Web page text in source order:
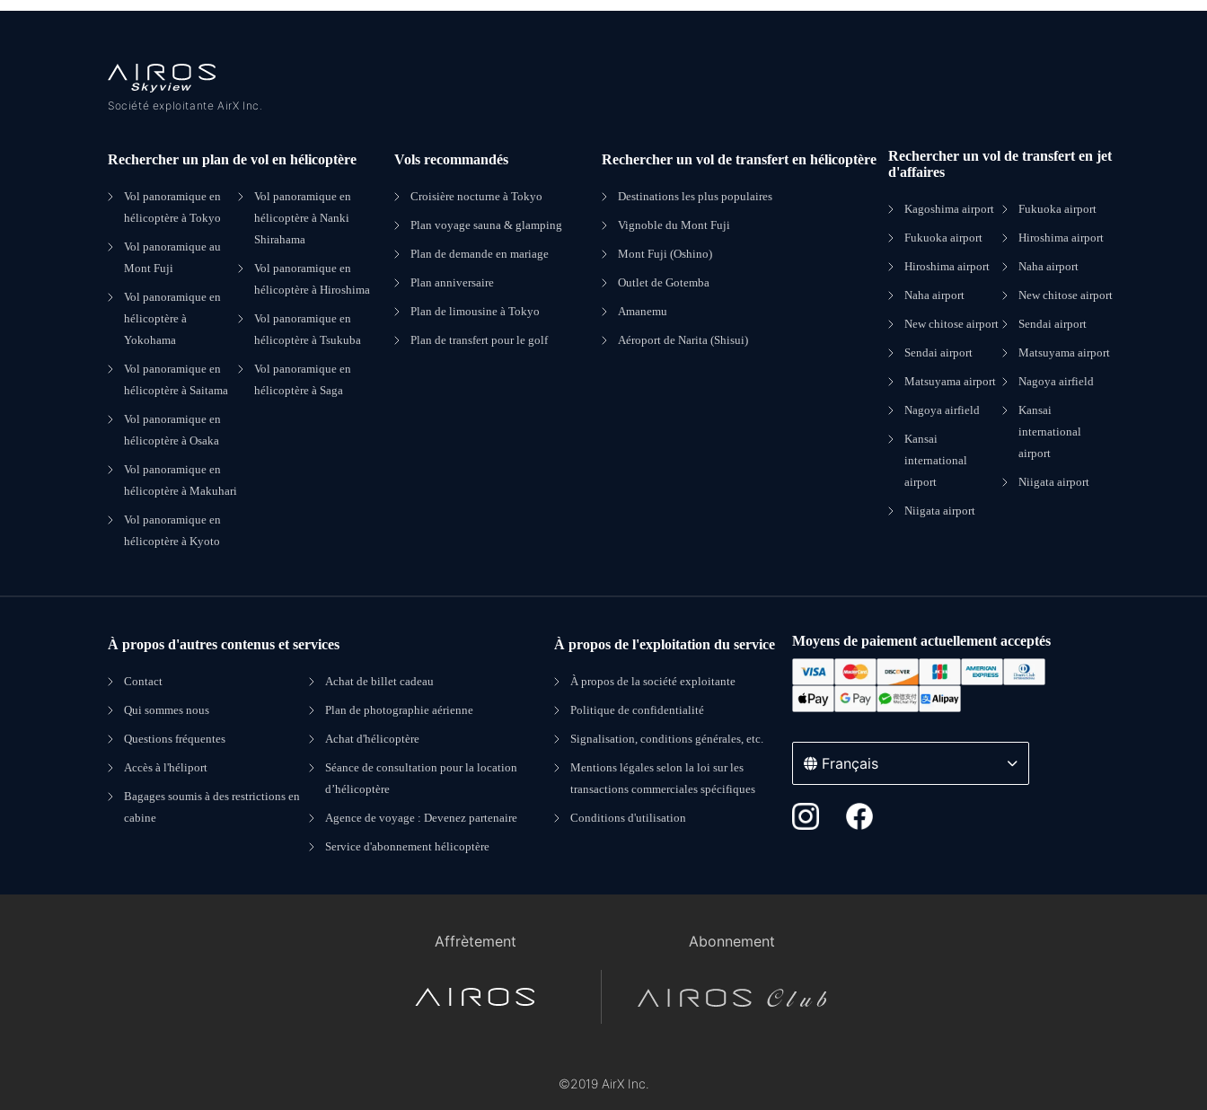
Société exploitante AirX Inc.
Rechercher un plan de vol en hélicoptère
Vol panoramique en
hélicoptère à Tokyo
Vol panoramique au
Mont Fuji
Vol panoramique en
hélicoptère à
Yokohama
Vol panoramique en
hélicoptère à Saitama
Vol panoramique en
hélicoptère à Osaka
Vol panoramique en
hélicoptère à Makuhari
Vol panoramique en
hélicoptère à Kyoto
Vol panoramique en
hélicoptère à Nanki
Shirahama
Vol panoramique en
hélicoptère à Hiroshima
Vol panoramique en
hélicoptère à Tsukuba
Vol panoramique en
hélicoptère à Saga
Vols recommandés
Croisière nocturne à Tokyo
Plan voyage sauna & glamping
Plan de demande en mariage
Plan anniversaire
Plan de limousine à Tokyo
Plan de transfert pour le golf
Rechercher un vol de transfert en hélicoptère
Destinations les plus populaires
Vignoble du Mont Fuji
Mont Fuji (Oshino)
Outlet de Gotemba
Amanemu
Aéroport de Narita (Shisui)
Rechercher un vol de transfert en jet
d'affaires
Kagoshima airport
Fukuoka airport
Hiroshima airport
Naha airport
New chitose airport
Sendai airport
Matsuyama airport
Nagoya airfield
Kansai
international
airport
Niigata airport
Fukuoka airport
Hiroshima airport
Naha airport
New chitose airport
Sendai airport
Matsuyama airport
Nagoya airfield
Kansai
international
airport
Niigata airport
À propos d'autres contenus et services
Contact
Qui sommes nous
Questions fréquentes
Accès à l'héliport
Bagages soumis à des restrictions en
cabine
Achat de billet cadeau
Plan de photographie aérienne
Achat d'hélicoptère
Séance de consultation pour la location
d’hélicoptère
Agence de voyage : Devenez partenaire
Service d'abonnement hélicoptère
À propos de l'exploitation du service
À propos de la société exploitante
Politique de confidentialité
Signalisation, conditions générales, etc.
Mentions légales selon la loi sur les
transactions commerciales spécifiques
Conditions d'utilisation
Moyens de paiement actuellement acceptés
Français
Affrètement Abonnement
©2019 AirX Inc.